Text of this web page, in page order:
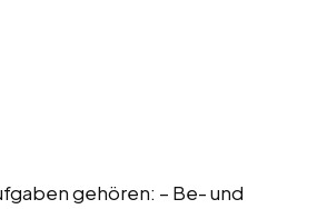
gehören: – Be- und